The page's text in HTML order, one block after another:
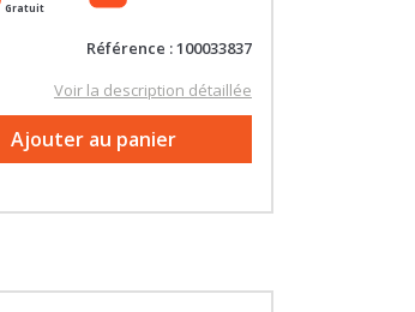
Gratuit
Référence : 100033837
Voir la description détaillée
Ajouter au panier